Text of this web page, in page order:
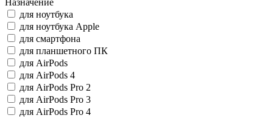
Назначение
для ноутбука
для ноутбука Apple
для смартфона
для планшетного ПК
для AirPods
для AirPods 4
для AirPods Pro 2
для AirPods Pro 3
для AirPods Pro 4